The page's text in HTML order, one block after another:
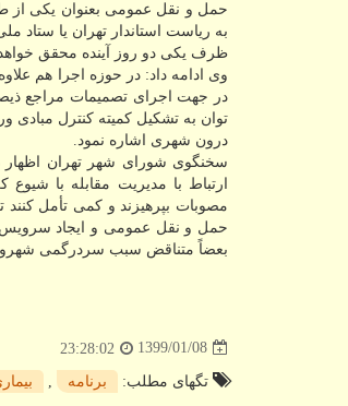
حمل و نقل عمومی بعنوان یكی از
به ریاست استاندار تهران یا ستاد
ظرف یكی دو روز آینده محقق
وی ادامه داد: در حوزه اجرا هم
در جهت اجرای تصمیمات مراجع
توان به تشكیل كمیته كنترل
درون شهری اشاره نمود.
سخنگوی شورای شهر تهران اظهار
ارتباط با مدیریت مقابله با
مصوبات بپرهیزند و كمی تأمل
حمل و نقل عمومی و ایجاد سرویس
بعضاً متناقض سبب سردرگمی
1399/01/08
23:28:02
تگهای مطلب: برنامه